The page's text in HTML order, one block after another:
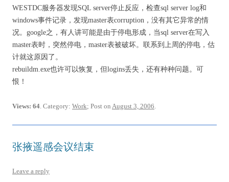
WESTDC服务器发现SQL server停止反应，检查sql server log和
windows事件记录，发现master表corruption，没有其它异常的情
况。google之，有人讲可能是由于停电形成，当sql server在写入
master表时，突然停电，master表被破坏。联系到上周的停电，估
计就这原因了。
rebuildm.exe也许可以恢复，但logins丢失，还有种种问题。可
恨！
Views: 64. Category: Work; Post on August 3, 2006.
张掖遥感会议结束
Leave a reply